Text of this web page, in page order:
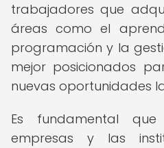
trabajadores que
áreas como el
programación y la
mejor posicionados
nuevas oportunidades
Es fundamental
empresas y las